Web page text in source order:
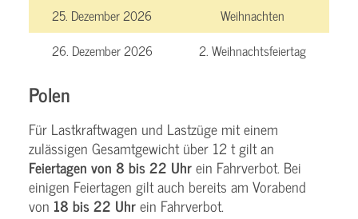
25. Dezember 2026
Weihnachten
26. Dezember 2026
2. Weihnachtsfeiertag
Polen
Für Lastkraftwagen und Lastzüge mit einem
zulässigen Gesamtgewicht über 12 t gilt an
Feiertagen von 8 bis 22 Uhrein Fahrverbot. Bei
einigen Feiertagen gilt auch bereits am Vorabend
von 18 bis 22 Uhrein Fahrverbot.